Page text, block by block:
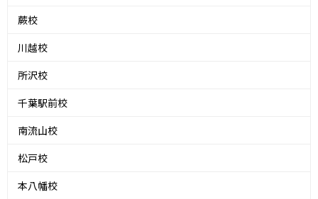
蕨校
川越校
所沢校
千葉駅前校
南流山校
松戸校
本八幡校